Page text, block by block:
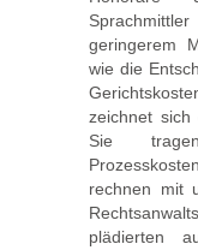
geringerem
wie die
zeichnet sich
Sie
rechnen mit
plädierten